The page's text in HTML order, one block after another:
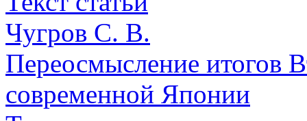
Чугров С. В.
Переосмысление итогов
современной Японии